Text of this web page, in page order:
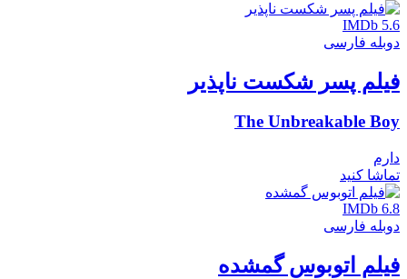
IMDb 5.6
دوبله فارسی
فیلم پسر شکست ناپذیر
The Unbreakable Boy
دارم
تماشا کنید
IMDb 6.8
دوبله فارسی
فیلم اتوبوس گمشده